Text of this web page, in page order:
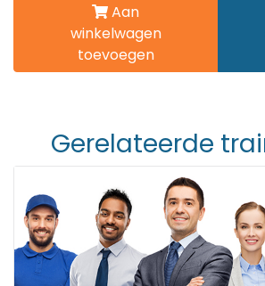
Aan
winkelwagen
toevoegen
Gerelateerde